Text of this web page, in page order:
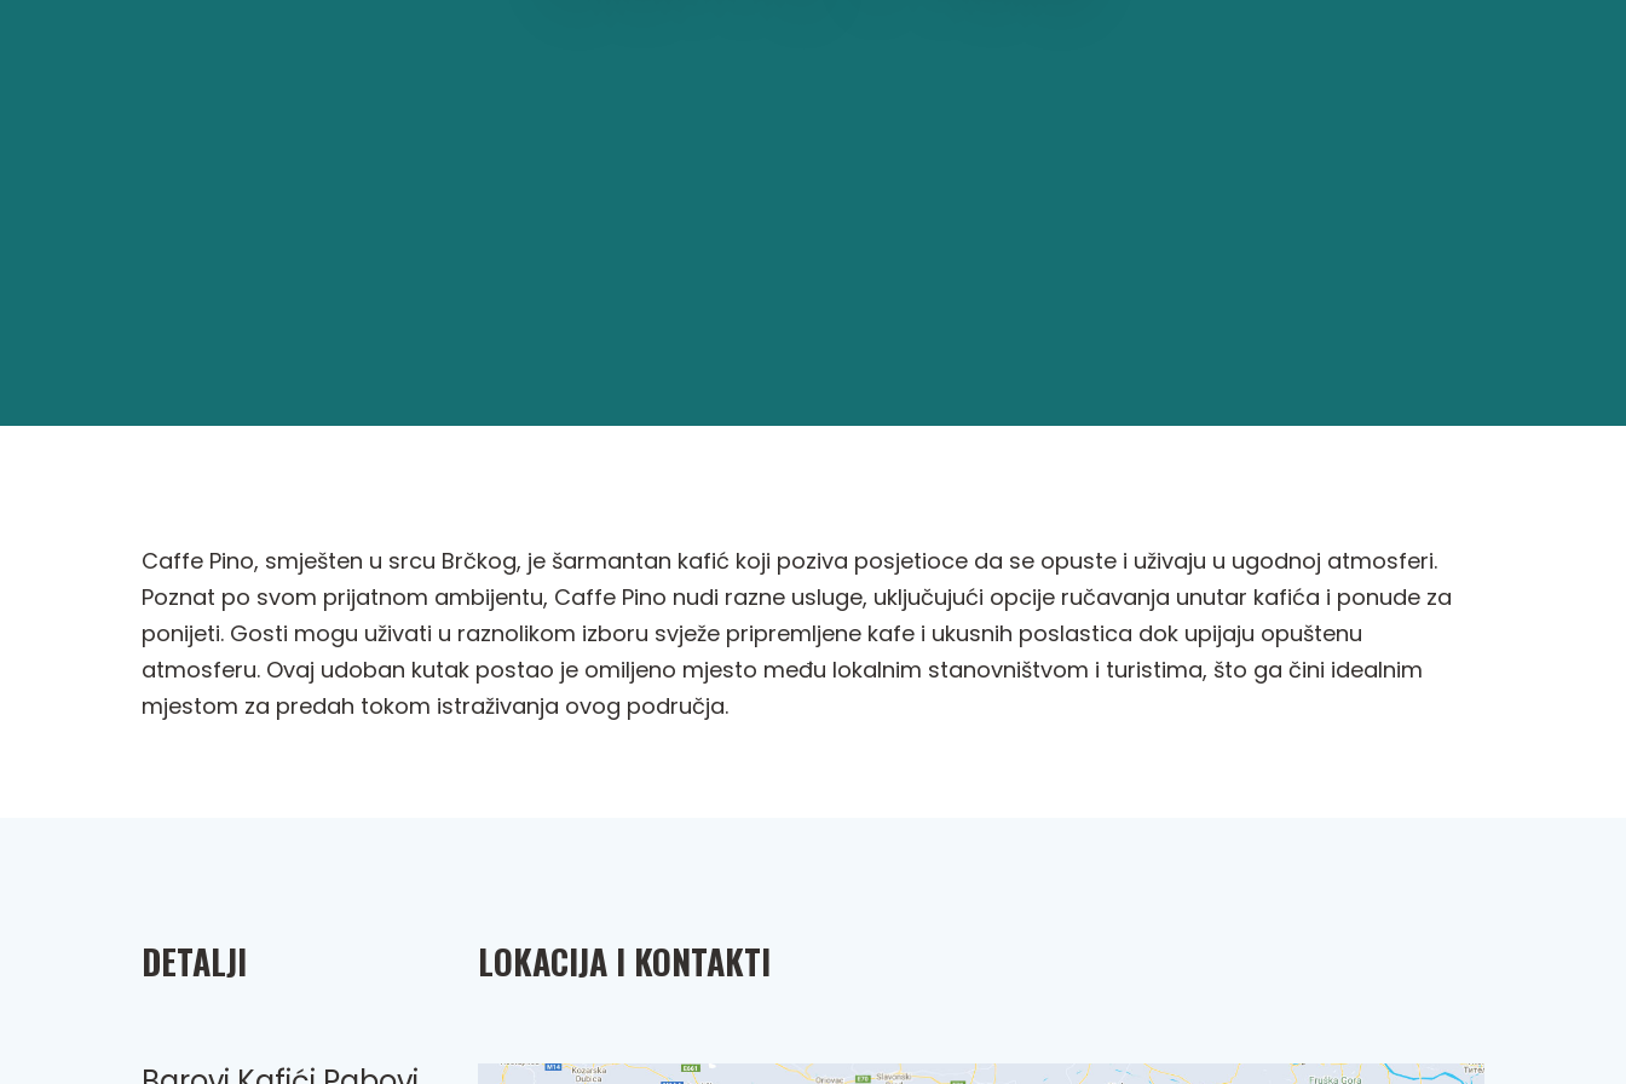
Caffe Pino, smješten u srcu Brčkog, je šarmantan kafić koji poziva posjetioce da se opuste i uživaju u ugodnoj atmosferi.
Poznat po svom prijatnom ambijentu, Caffe Pino nudi razne usluge, uključujući opcije ručavanja unutar kafića i ponude za
ponijeti. Gosti mogu uživati u raznolikom izboru svježe pripremljene kafe i ukusnih poslastica dok upijaju opuštenu
atmosferu. Ovaj udoban kutak postao je omiljeno mjesto među lokalnim stanovništvom i turistima, što ga čini idealnim
mjestom za predah tokom istraživanja ovog područja.
DETALJI LOKACIJA I KONTAKTI